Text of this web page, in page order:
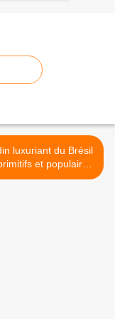
luxuriant du Brésil
et populaires
une anthologie du